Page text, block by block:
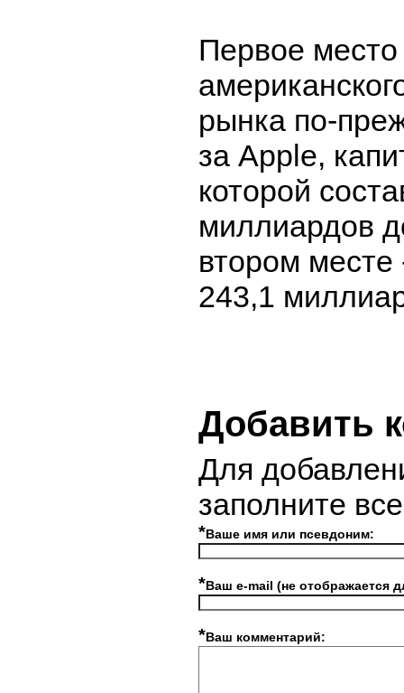
Первое место
рынка по-
за Apple,
которой
миллиардов
втором месте
243,1
Добавить
Для
заполните
*Ваше имя или псевдоним:
*Ваш e-mail (не отображается
*Ваш комментарий: